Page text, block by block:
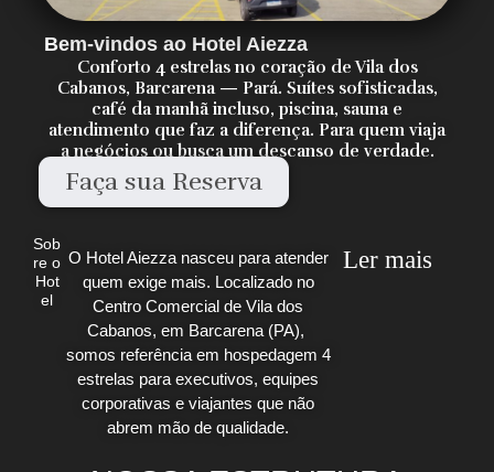
Bem-vindos ao Hotel Aiezza
Conforto 4 estrelas no coração de Vila dos
Cabanos, Barcarena — Pará. Suítes sofisticadas,
café da manhã incluso, piscina, sauna e
atendimento que faz a diferença. Para quem viaja
a negócios ou busca um descanso de verdade.
Faça sua Reserva
Sob
re o
Hot
el
O Hotel Aiezza nasceu para atender
quem exige mais. Localizado no
Centro Comercial de Vila dos
Cabanos, em Barcarena (PA),
somos referência em hospedagem 4
estrelas para executivos, equipes
corporativas e viajantes que não
abrem mão de qualidade.
Ler mais